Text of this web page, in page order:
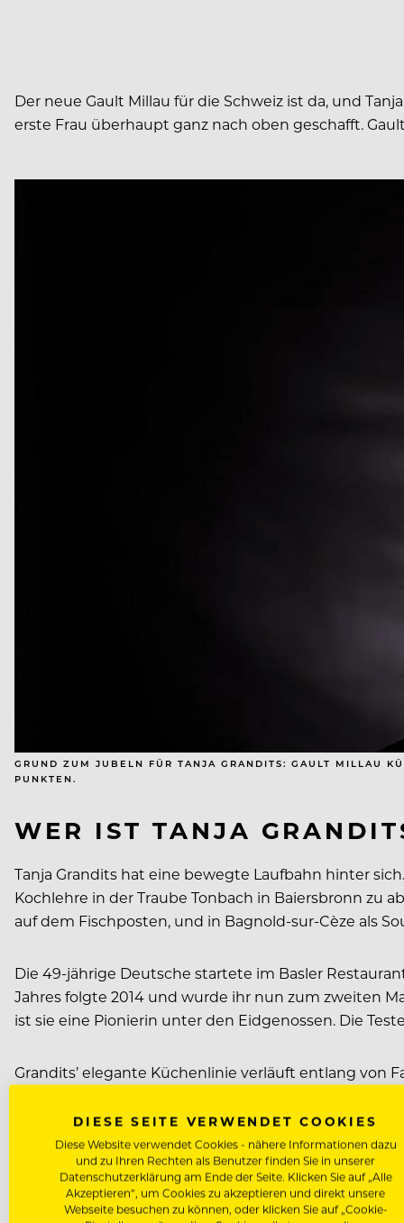
Der neue Gault Millau für die Schweiz ist da, und
erste Frau überhaupt ganz nach oben geschafft.
GRUND ZUM JUBELN FÜR TANJA GRANDITS: GAULT MILLAU
PUNKTEN.
WER IST TANJA
Tanja Grandits hat eine bewegte Laufbahn hinter
Kochlehre in der Traube Tonbach in Baiersbronn zu
auf dem Fischposten, und in Bagnold-sur-Cèze als
Die 49-jährige Deutsche startete im Basler
Jahres folgte 2014 und wurde ihr nun zum zweiten
ist sie eine Pionierin unter den Eidgenossen. Die
Grandits’ elegante Küchenlinie verläuft entlang von
Überraschungsmoment mit sich und fügen sich
WER HAT NOCH 19
Neben Grandits wurden sieben weitere Chefs mit
Giovannini, Peter Knogl, Heiko Nieder sowie Bernard
DIESE SEITE VERWENDET COOKIES
Diese Website verwendet Cookies - nähere Informationen dazu
und zu Ihren Rechten als Benutzer finden Sie in unserer
Datenschutzerklärung am Ende der Seite. Klicken Sie auf „Alle
Akzeptieren“, um Cookies zu akzeptieren und direkt unsere
Webseite besuchen zu können, oder klicken Sie auf „Cookie-